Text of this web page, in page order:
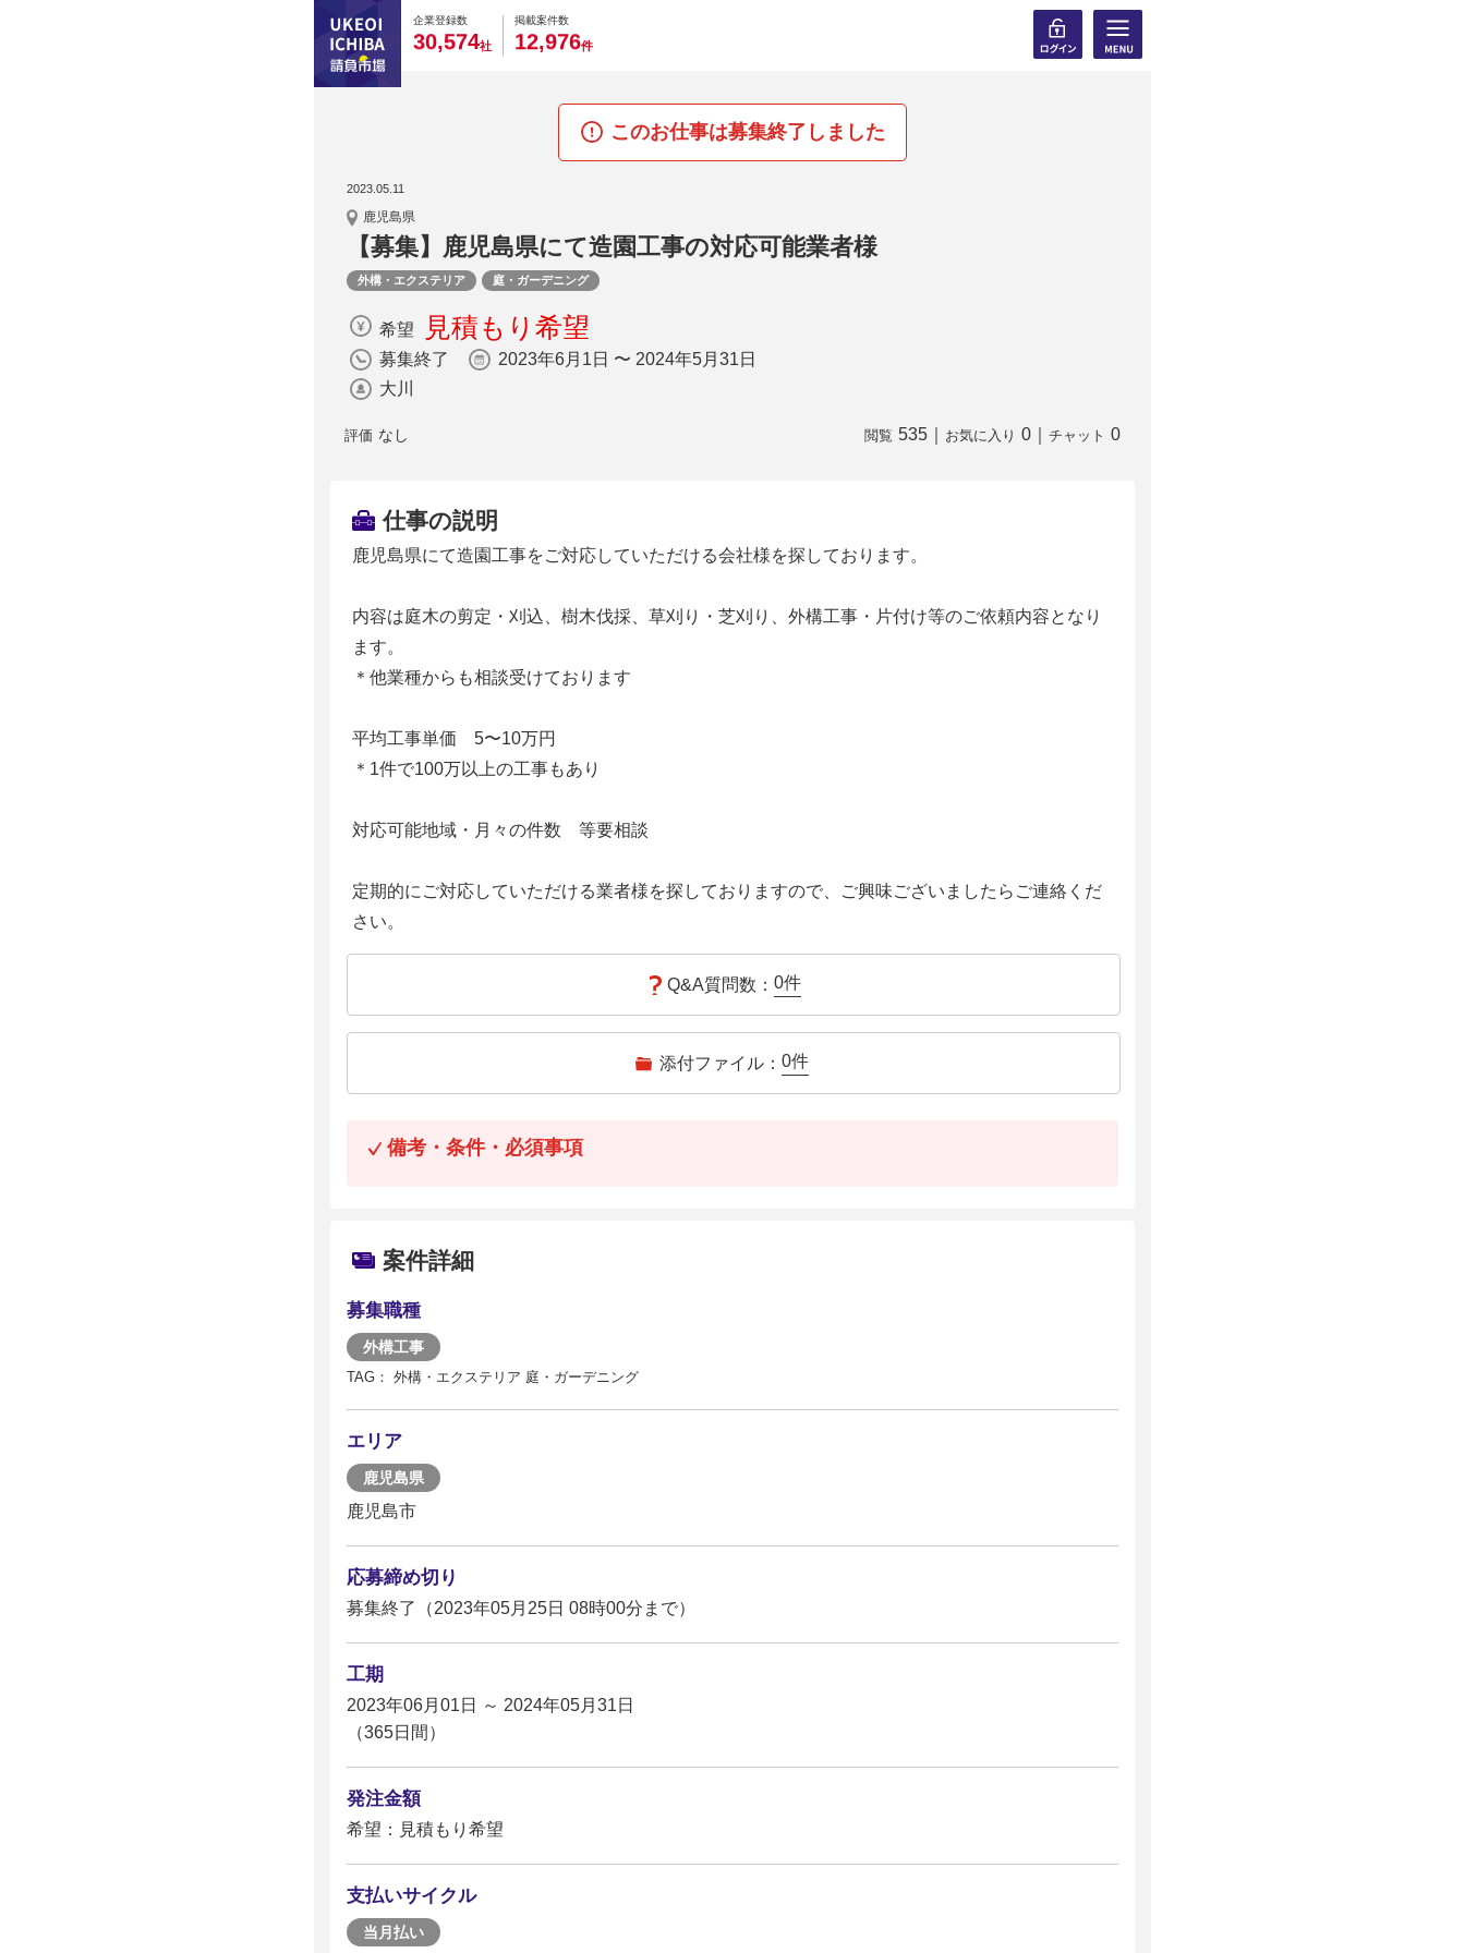
企業登録数
0
3
0
0,
0
5
0
74社
掲載案件数
0
1
0
2,
0
9
0
76件
このお仕事は募集終了しました
2023.05.11
鹿児島県
【募集】鹿児島県にて造園工事の対応可能業者様
外構・エクステリア 庭・ガーデニング
希望 見積もり希望
募集終了
2023年6月1日 〜 2024年5月31日
大川
評価 なし 閲覧 535 お気に入り 0 チャット 0
仕事の説明
鹿児島県にて造園工事をご対応していただける会社様を探しております。
内容は庭木の剪定・刈込、樹木伐採、草刈り・芝刈り、外構工事・片付け等のご依頼内容となり
ます。
＊他業種からも相談受けております
平均工事単価 5〜10万円
＊1件で100万以上の工事もあり
対応可能地域・月々の件数 等要相談
定期的にご対応していただける業者様を探しておりますので、ご興味ございましたらご連絡くだ
さい。
Q&A質問数： 0件
添付ファイル： 0件
備考・条件・必須事項
案件詳細
募集職種
外構工事
TAG： 外構・エクステリア 庭・ガーデニング
エリア
鹿児島県
鹿児島市
応募締め切り
募集終了（2023年05月25日 08時00分まで）
工期
2023年06月01日 ～ 2024年05月31日
（365日間）
発注金額
希望：見積もり希望
支払いサイクル
当月払い